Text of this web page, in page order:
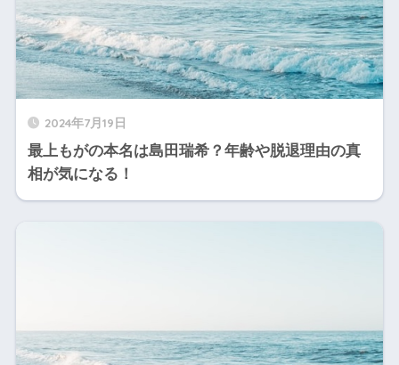
2024年7月19日
最上もがの本名は島田瑞希？年齢や脱退理由の真
相が気になる！